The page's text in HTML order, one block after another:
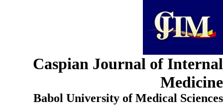
Caspian Journal of
Babol University of Medical